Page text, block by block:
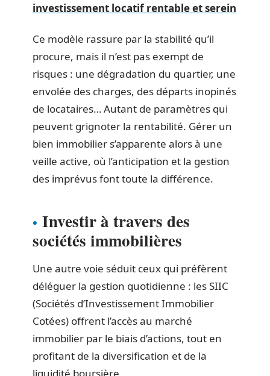
investissement locatif rentable et serein
Ce modèle rassure par la stabilité qu’il
procure, mais il n’est pas exempt de
risques : une dégradation du quartier, une
envolée des charges, des départs inopinés
de locataires… Autant de paramètres qui
peuvent grignoter la rentabilité. Gérer un
bien immobilier s’apparente alors à une
veille active, où l’anticipation et la gestion
des imprévus font toute la différence.
Investir à travers des
sociétés immobilières
Une autre voie séduit ceux qui préfèrent
déléguer la gestion quotidienne : les SIIC
(Sociétés d’Investissement Immobilier
Cotées) offrent l’accès au marché
immobilier par le biais d’actions, tout en
profitant de la diversification et de la